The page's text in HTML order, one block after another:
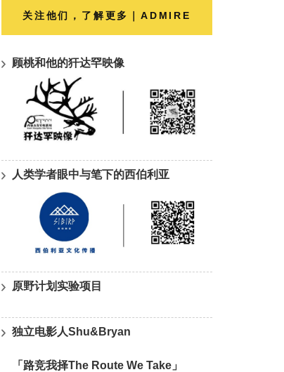
关注他们，了解更多｜ADMIRE
顾桃和他的犴达罕映像
人类学者眼中与笔下的西伯利亚
原野计划实验项目
独立电影人Shu&Bryan
「路竞我择The Route We Take」